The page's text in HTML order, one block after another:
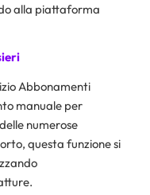
alla piattaforma
Abbonamenti
manuale per
numerose
questa funzione si